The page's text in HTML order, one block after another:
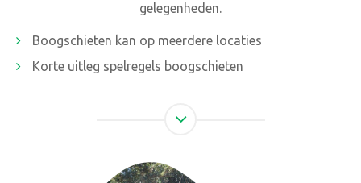
gelegenheden.
Boogschieten kan op meerdere locaties
Korte uitleg spelregels boogschieten